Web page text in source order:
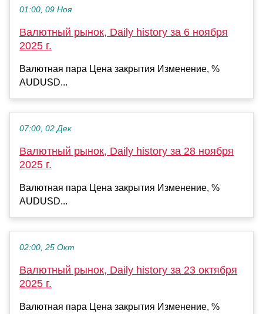
01:00, 09 Ноя
Валютный рынок, Daily history за 6 ноября
2025 г.
Валютная пара Цена закрытия Изменение, %
AUDUSD...
07:00, 02 Дек
Валютный рынок, Daily history за 28 ноября
2025 г.
Валютная пара Цена закрытия Изменение, %
AUDUSD...
02:00, 25 Окт
Валютный рынок, Daily history за 23 октября
2025 г.
Валютная пара Цена закрытия Изменение, %